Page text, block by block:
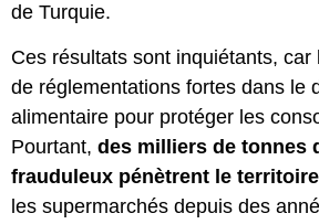
de Turquie.
Ces résultats sont inquiétants, car
de réglementations fortes dans le
alimentaire pour protéger les
Pourtant, des milliers de tonnes
frauduleux pénètrent le
les supermarchés depuis des